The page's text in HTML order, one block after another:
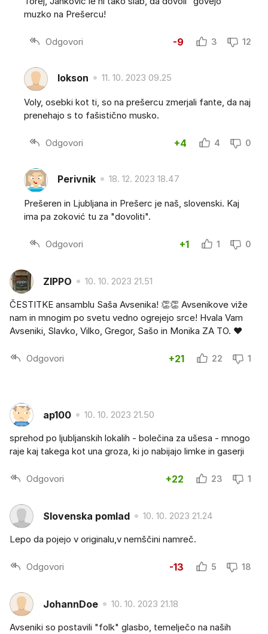
muzko na Prešercu!
Odgovori -9 3 12
lokson 11. 10. 2023 09.25
Voly, osebki kot ti, so na prešercu zmerjali fante, da naj
prenehajo s to fašistično musko.
Odgovori +4 4 0
Perivnik 18. 12. 2023 18.47
Prešeren in Ljubljana in Prešerc je naš, slovenski. Kaj
ima pa zoković tu za "dovoliti".
Odgovori +1 1 0
ZIPPO 10. 10. 2023 21.51
ČESTITKE ansamblu Saša Avsenika! 👏👏 Avsenikove viže
nam in mnogim po svetu vedno ogrejejo srce! Hvala Vam
Avseniki, Slavko, Vilko, Gregor, Sašo in Monika ZA TO. ❤️
Odgovori +21 22 1
ap100 10. 10. 2023 21.50
sprehod po ljubljanskih lokalih - bolečina za ušesa - mnogo
raje kaj takega kot una groza, ki jo nabijajo limke in gaserji
Odgovori +22 23 1
Slovenska pomlad 10. 10. 2023 21.24
Lepo da pojejo v originalu,v nemščini namreč.
Odgovori -13 5 18
JohannDoe 10. 10. 2023 21.18
Avseniki so postavili "folk" glasbo, temelječo na naših